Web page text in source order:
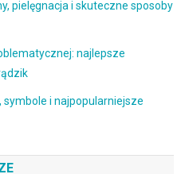
pielęgnacja i skuteczne sposoby
najlepsze
i najpopularniejsze